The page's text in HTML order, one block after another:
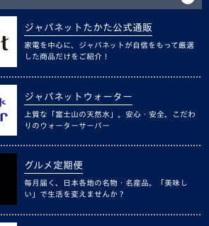
ジャパネットたかた公式通販
家電を中心に、ジャパネットが自信をもって厳選
した商品だけをご紹介！
ジャパネットウォーター
上質な「富士山の天然水」。安心・安全、こだわ
りのウォーターサーバー
グルメ定期便
毎月届く、日本各地の名物・名産品。「美味し
い」で生活を変えませんか？